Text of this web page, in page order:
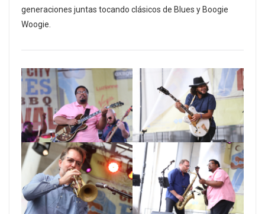
generaciones juntas tocando clásicos de Blues y Boogie
Woogie.